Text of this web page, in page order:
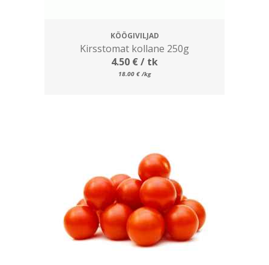
KÖÖGIVILJAD
Kirsstomat kollane 250g
4.50 €/ tk
18.00 € /kg